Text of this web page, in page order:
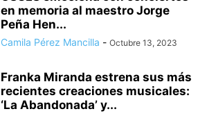
en memoria al maestro Jorge
Peña Hen...
Camila Pérez Mancilla - Octubre 13, 2023
Franka Miranda estrena sus más
recientes creaciones musicales:
‘La Abandonada’ y...